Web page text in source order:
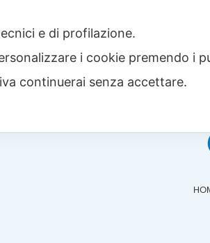
e di profilazione.
i cookie premendo i
continuerai senza accettare.